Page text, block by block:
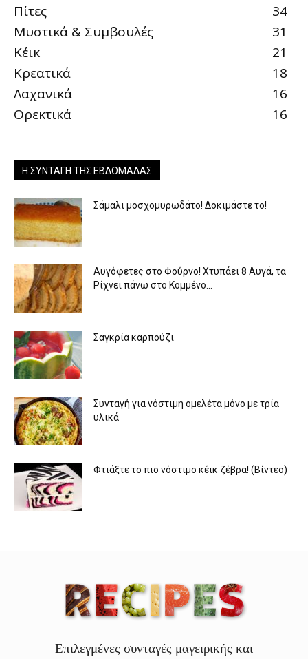
Πίτες
34
Μυστικά & Συμβουλές
31
Κέικ
21
Κρεατικά
18
Λαχανικά
16
Ορεκτικά
16
Η ΣΥΝΤΑΓΉ ΤΗΣ ΕΒΔΟΜΆΔΑΣ
Σάμαλι μοσχομυρωδάτο! Δοκιμάστε το!
Αυγόφετες στο Φούρνο! Χτυπάει 8 Αυγά, τα
Ρίχνει πάνω στο Κομμένο...
Σαγκρία καρπούζι
Συνταγή για νόστιμη ομελέτα μόνο με τρία
υλικά
Φτιάξτε το πιο νόστιμο κέικ ζέβρα! (Βίντεο)
Επιλεγμένες συνταγές μαγειρικής και